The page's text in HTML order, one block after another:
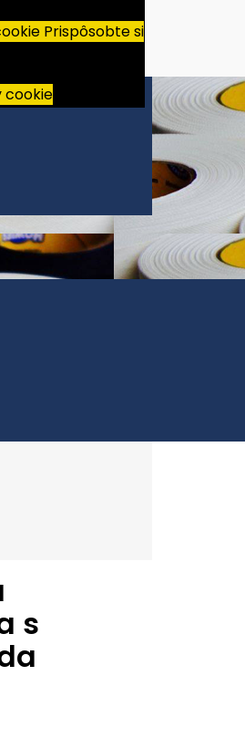
Prispôsobte si
cookie
s